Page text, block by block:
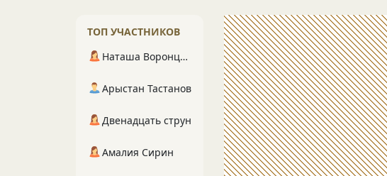
ТОП УЧАСТНИКОВ
Наташа Воронцова
Арыстан Тастанов
Двенадцать струн
Амалия Сирин